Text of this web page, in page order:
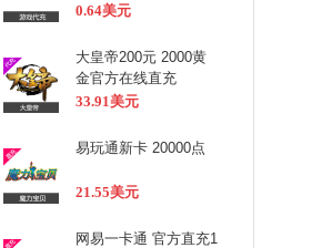
0.64美元
大皇帝200元 2000黄
金官方在线直充
33.91美元
易玩通新卡 20000点
21.55美元
网易一卡通 官方直充1